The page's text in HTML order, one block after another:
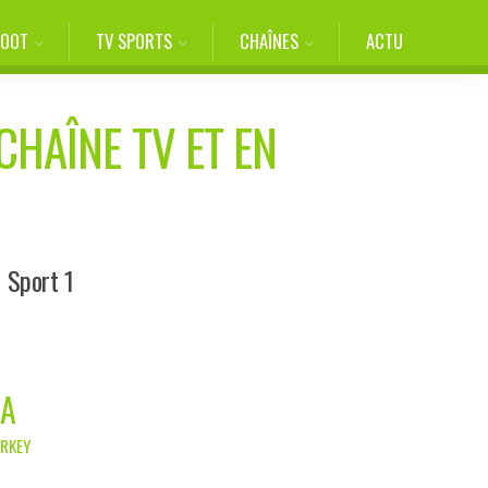
TV SPORTS CHAÎNES ACTU
TV ET EN
1